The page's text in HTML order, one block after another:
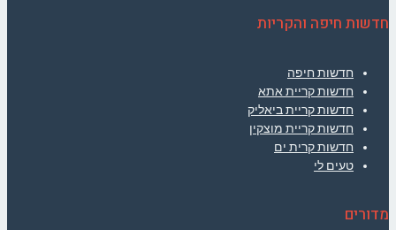
חדשות חיפה והקריות
חדשות חיפה
חדשות קריית אתא
חדשות קריית ביאליק
חדשות קריית מוצקין
חדשות קרית ים
טעים לי
מדורים